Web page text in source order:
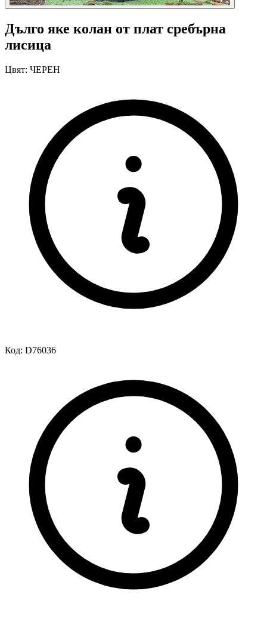
Дълго яке колан от плат сребърна
лисица
Цвят: ЧЕРЕН
Код: D76036